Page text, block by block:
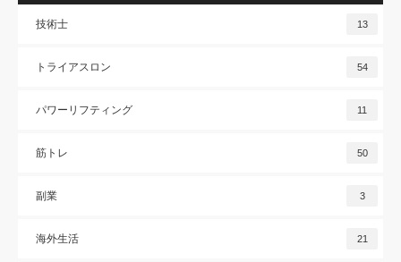
技術士 13
トライアスロン 54
パワーリフティング 11
筋トレ 50
副業 3
海外生活 21